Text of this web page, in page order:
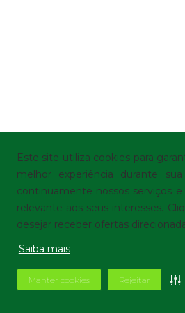
Este site utiliza cookies para
melhor experiência durante
continuamente nossos serviços
relevante aos seus interesses.
desejar receber ofertas
Saiba mais
Manter cookies Rejeitar